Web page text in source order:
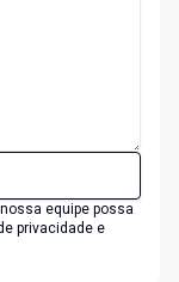
equipe possa
privacidade e